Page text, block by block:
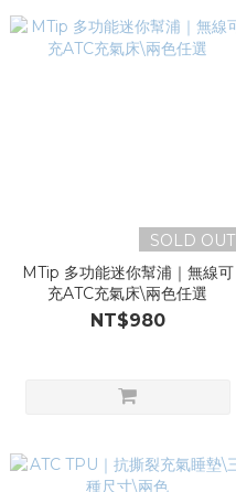
SOLD OUT
MTip 多功能迷你幫浦｜無線可
充ATC充氣床\兩色任選
NT$980